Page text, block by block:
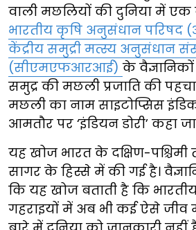
वाली मछलियों की दुनिया में एक
भारतीय कृषि अनुसंधान परिषद
केंद्रीय समुद्री मत्स्य अनुसंधान
(सीएमएफआरआई) के
समुद्र की मछली प्रजाति की
मछली का नाम साइटोप्सिस
आमतौर पर ‘इंडियन डोरी’ कहा जा
यह खोज भारत के दक्षिण-
सागर के हिस्से में की गई है।
कि यह खोज बताती है कि
गहराइयों में अब भी कई ऐसे जीव